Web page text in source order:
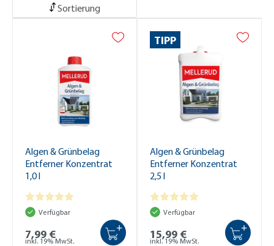
Sortierung
Algen & Grünbelag
Entferner Konzentrat
1,0 l
Verfügbar
7,99 €
inkl. 19% MwSt.
+
TIPP
Algen & Grünbelag
Entferner Konzentrat
2,5 l
Verfügbar
15,99 €
inkl. 19% MwSt.
+